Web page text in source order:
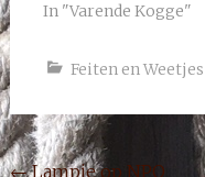
In "Varende Kogge"
Feiten en Weetjes
←Lampje op NPO